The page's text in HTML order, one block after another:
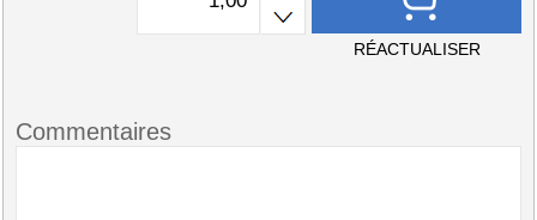
RÉACTUALISER
Commentaires